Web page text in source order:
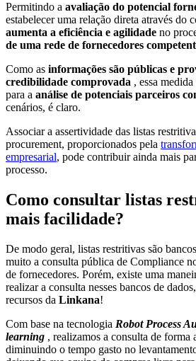
Permitindo a avaliação do potencial
estabelecer uma relação direta através do
aumenta a eficiência e agilidade no
de uma rede de fornecedores
Como as informações são públicas e
credibilidade comprovada , essa
para a análise de potenciais parceiros
cenários, é claro.
Associar a assertividade das listas
procurement, proporcionados pela
empresarial, pode contribuir ainda mais
processo.
Como consultar listas
mais facilidade?
De modo geral, listas restritivas são
muito a consulta pública de Compliance
de fornecedores. Porém, existe uma
realizar a consulta nesses bancos de
recursos da Linkana!
Com base na tecnologia Robot Process
learning , realizamos a consulta de forma
diminuindo o tempo gasto no